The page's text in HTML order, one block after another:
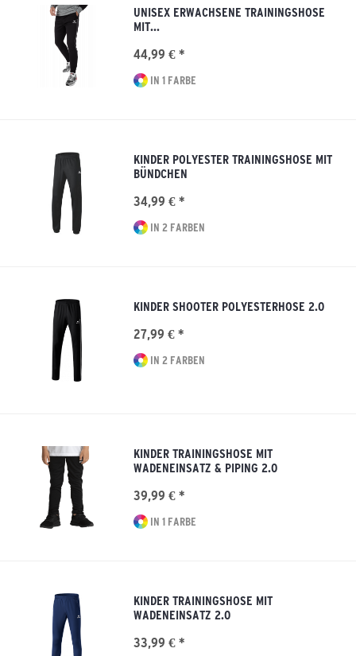
UNISEX ERWACHSENE TRAININGSHOSE
MIT...
44,99 € *
IN 1 FARBE
KINDER POLYESTER TRAININGSHOSE MIT
BÜNDCHEN
34,99 € *
IN 2 FARBEN
KINDER SHOOTER POLYESTERHOSE 2.0
27,99 € *
IN 2 FARBEN
KINDER TRAININGSHOSE MIT
WADENEINSATZ & PIPING 2.0
39,99 € *
IN 1 FARBE
KINDER TRAININGSHOSE MIT
WADENEINSATZ 2.0
33,99 € *